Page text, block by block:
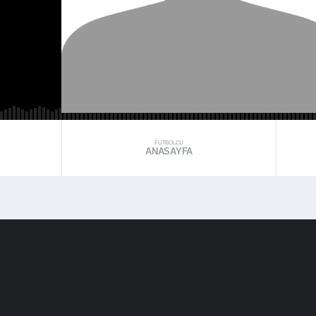
FUTBOLCU
ANASAYFA